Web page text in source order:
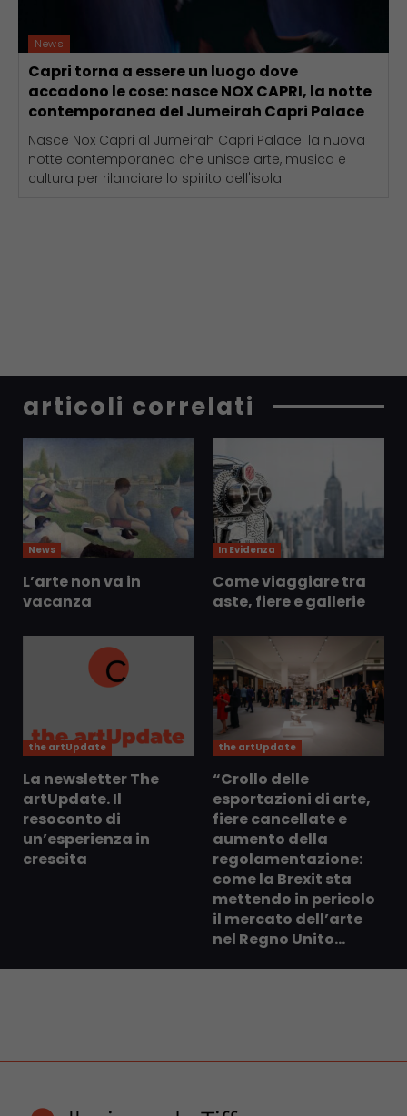
News
Capri torna a essere un luogo dove
accadono le cose: nasce NOX CAPRI, la notte
contemporanea del Jumeirah Capri Palace
Nasce Nox Capri al Jumeirah Capri Palace: la nuova
notte contemporanea che unisce arte, musica e
cultura per rilanciare lo spirito dell'isola.
articoli correlati
News
L’arte non va in
vacanza
In Evidenza
Come viaggiare tra
aste, fiere e gallerie
the artUpdate
La newsletter The
artUpdate. Il
resoconto di
un’esperienza in
crescita
the artUpdate
“Crollo delle
esportazioni di arte,
fiere cancellate e
aumento della
regolamentazione:
come la Brexit sta
mettendo in pericolo
il mercato dell’arte
nel Regno Unito...